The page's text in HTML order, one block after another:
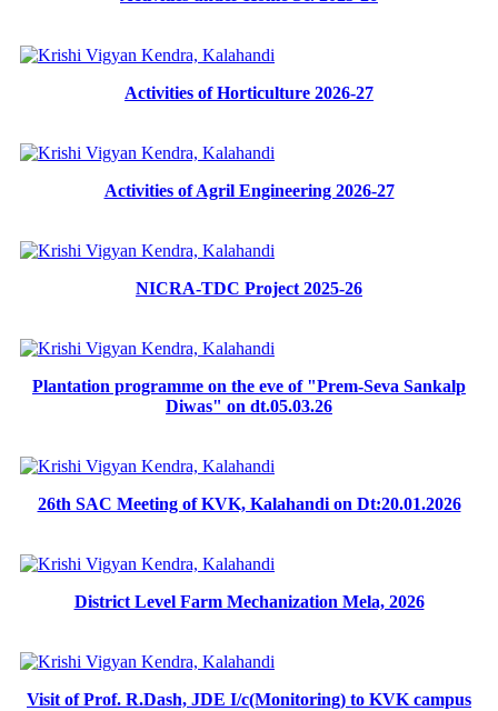
Activities of Horticulture 2026-27
Activities of Agril Engineering 2026-27
NICRA-TDC Project 2025-26
Plantation programme on the eve of "Prem-Seva Sankalp
Diwas" on dt.05.03.26
26th SAC Meeting of KVK, Kalahandi on Dt:20.01.2026
District Level Farm Mechanization Mela, 2026
Visit of Prof. R.Dash, JDE I/c(Monitoring) to KVK campus